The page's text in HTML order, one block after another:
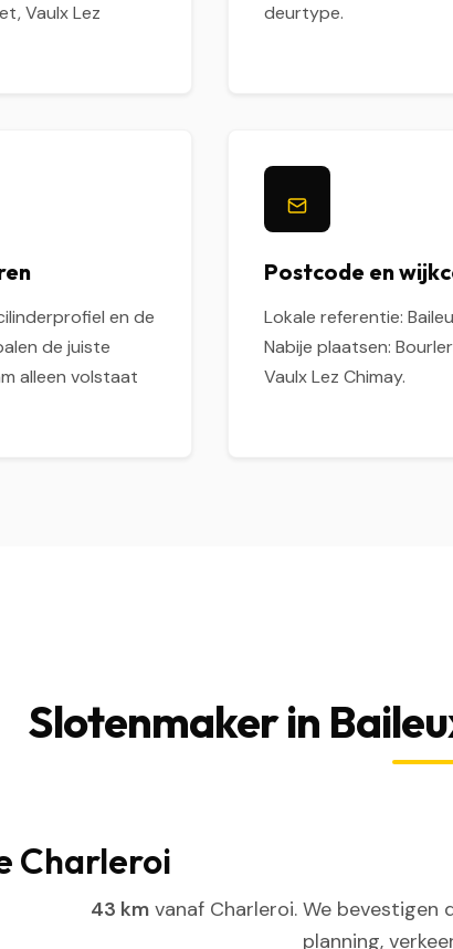
Vaulx Lez
deurtype.
en de
de juiste
alleen volstaat
Postcode en
Lokale referentie:
Nabije plaatsen:
Vaulx Lez Chimay.
Slotenmaker in
Charleroi
43 kmvanaf Charleroi. We bevestigen
planning,